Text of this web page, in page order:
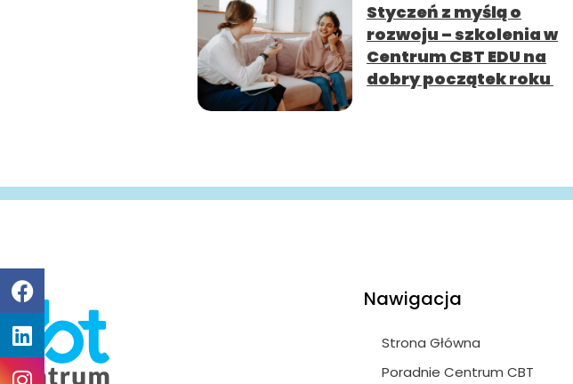
Styczeń z myślą o
rozwoju – szkolenia w
Centrum CBT EDU na
dobry początek roku
Nawigacja
Strona Główna
Poradnie Centrum CBT